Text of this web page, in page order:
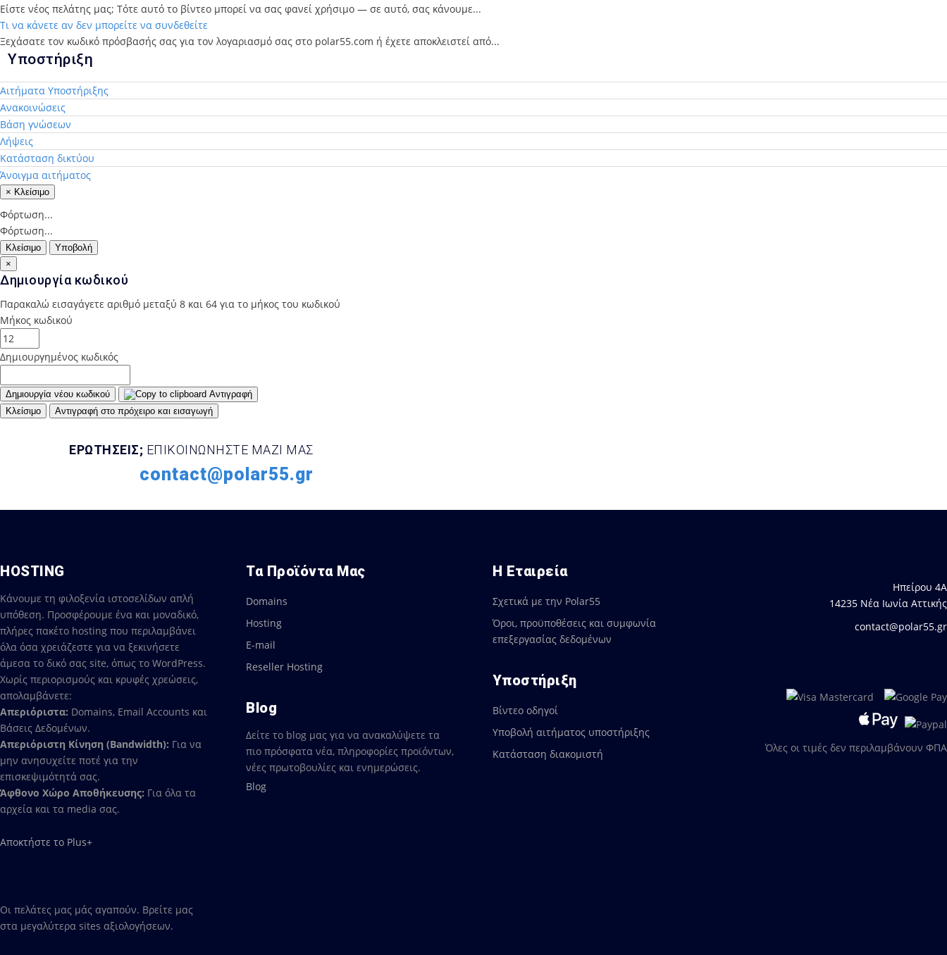
Είστε νέος πελάτης μας; Τότε αυτό το βίντεο μπορεί να σας φανεί χρήσιμο — σε αυτό, σας κάνουμε...
Τι να κάνετε αν δεν μπορείτε να συνδεθείτε
Ξεχάσατε τον κωδικό πρόσβασής σας για τον λογαριασμό σας στο polar55.com ή έχετε αποκλειστεί από...
Υποστήριξη
Αιτήματα Υποστήριξης
Ανακοινώσεις
Βάση γνώσεων
Λήψεις
Κατάσταση δικτύου
Άνοιγμα αιτήματος
× Κλείσιμο
Φόρτωση...
Φόρτωση...
Κλείσιμο
Υποβολή
×
Δημιουργία κωδικού
Παρακαλώ εισαγάγετε αριθμό μεταξύ 8 και 64 για το μήκος του κωδικού
Μήκος κωδικού
Δημιουργημένος κωδικός
Δημιουργία νέου κωδικού
Αντιγραφή
Κλείσιμο
Αντιγραφή στο πρόχειρο και εισαγωγή
ΕΡΩΤΗΣΕΙΣ; ΕΠΙΚΟΙΝΩΝΗΣΤΕ ΜΑΖΙ ΜΑΣ
contact@polar55.gr
HOSTING
Κάνουμε τη φιλοξενία ιστοσελίδων απλή
υπόθεση. Προσφέρουμε ένα και μοναδικό,
πλήρες πακέτο hosting που περιλαμβάνει
όλα όσα χρειάζεστε για να ξεκινήσετε
άμεσα το δικό σας site, όπως το WordPress.
Χωρίς περιορισμούς και κρυφές χρεώσεις,
απολαμβάνετε:
Απεριόριστα: Domains, Email Accounts και
Βάσεις Δεδομένων.
Απεριόριστη Κίνηση (Bandwidth): Για να
μην ανησυχείτε ποτέ για την
επισκεψιμότητά σας.
Άφθονο Χώρο Αποθήκευσης: Για όλα τα
αρχεία και τα media σας.
Αποκτήστε το Plus+
Οι πελάτες μας μάς αγαπούν. Βρείτε μας
στα μεγαλύτερα sites αξιολογήσεων.
Τα Προϊόντα Μας
Domains
Hosting
E-mail
Reseller Hosting
Blog
Δείτε το blog μας για να ανακαλύψετε τα
πιο πρόσφατα νέα, πληροφορίες προϊόντων,
νέες πρωτοβουλίες και ενημερώσεις.
Blog
Η Εταιρεία
Σχετικά με την Polar55
Όροι, προϋποθέσεις και συμφωνία
επεξεργασίας δεδομένων
Υποστήριξη
Βίντεο οδηγοί
Υποβολή αιτήματος υποστήριξης
Κατάσταση διακομιστή
Ηπείρου 4Α
14235 Νέα Ιωνία Αττικής
contact@polar55.gr
Όλες οι τιμές δεν περιλαμβάνουν ΦΠΑ